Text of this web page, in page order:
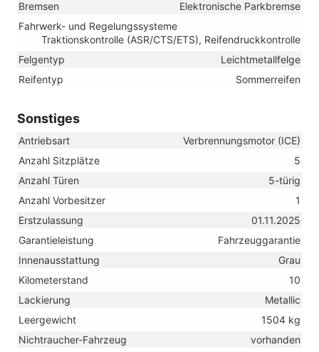
Bremsen
Elektronische Parkbremse
Fahrwerk- und Regelungssysteme
Traktionskontrolle (ASR/CTS/ETS), Reifendruckkontrolle
Felgentyp
Leichtmetallfelge
Reifentyp
Sommerreifen
Sonstiges
Antriebsart
Verbrennungsmotor (ICE)
Anzahl Sitzplätze
5
Anzahl Türen
5-türig
Anzahl Vorbesitzer
1
Erstzulassung
01.11.2025
Garantieleistung
Fahrzeuggarantie
Innenausstattung
Grau
Kilometerstand
10
Lackierung
Metallic
Leergewicht
1504 kg
Nichtraucher-Fahrzeug
vorhanden